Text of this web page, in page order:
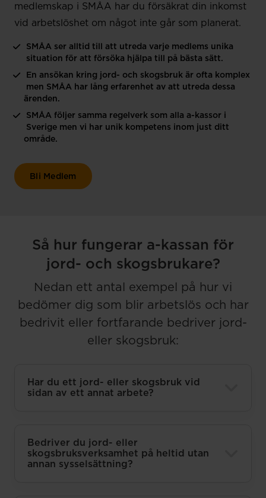
medlemskap i SMÅA har du försäkrat din inkomst
vid arbetslöshet om något inte går som planerat.
SMÅA ser alltid till att utreda varje medlems unika
situation för att försöka hjälpa till på bästa sätt.
En ansökan kring jord- och skogsbruk är ofta komplex
men SMÅA har lång erfarenhet av att utreda dessa
ärenden.
SMÅA följer samma regelverk som alla a-kassor i
Sverige men vi har unik kompetens inom just ditt
område.
Bli Medlem
Så hur fungerar a-kassan för
jord- och skogsbrukare?
Nedan ett antal exempel på hur vi
bedömer dig som blir arbetslös och har
bedrivit eller fortfarande bedriver jord-
eller skogsbruk:
Har du ett jord- eller skogsbruk vid
sidan av ett annat arbete?
Bedriver du jord- eller
skogsbruksverksamhet på heltid utan
annan sysselsättning?